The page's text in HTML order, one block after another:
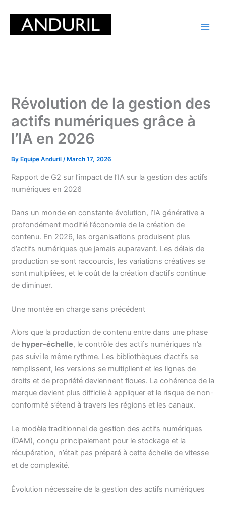
content
Révolution de la gestion des
actifs numériques grâce à
l’IA en 2026
By Equipe Anduril/ March 17, 2026
Rapport de G2 sur l’impact de l’IA sur la gestion des actifs
numériques en 2026
Dans un monde en constante évolution, l’IA générative a
profondément modifié l’économie de la création de
contenu. En 2026, les organisations produisent plus
d’actifs numériques que jamais auparavant. Les délais de
production se sont raccourcis, les variations créatives se
sont multipliées, et le coût de la création d’actifs continue
de diminuer.
Une montée en charge sans précédent
Alors que la production de contenu entre dans une phase
de hyper-échelle, le contrôle des actifs numériques n’a
pas suivi le même rythme. Les bibliothèques d’actifs se
remplissent, les versions se multiplient et les lignes de
droits et de propriété deviennent floues. La cohérence de la
marque devient plus difficile à appliquer et le risque de non-
conformité s’étend à travers les régions et les canaux.
Le modèle traditionnel de gestion des actifs numériques
(DAM), conçu principalement pour le stockage et la
récupération, n’était pas préparé à cette échelle de vitesse
et de complexité.
Évolution nécessaire de la gestion des actifs numériques